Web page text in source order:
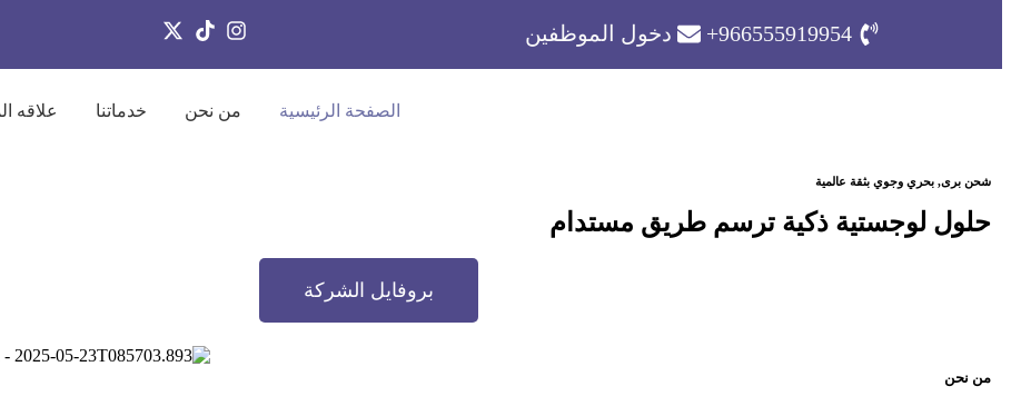
966555919954+ دخول الموظفين
الصفحة الرئيسية من نحن خدماتنا علاقه
شحن برى, بحري وجوي بثقة عالمية
حلول لوجستية ذكية ترسم طريق مستدام
بروفايل الشركة
من نحن